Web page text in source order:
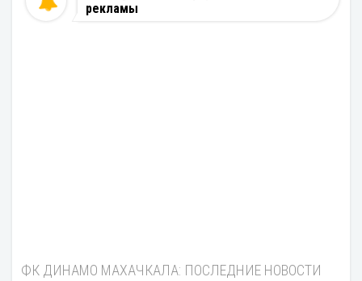
рекламы
ФК ДИНАМО МАХАЧКАЛА: ПОСЛЕДНИЕ НОВОСТИ